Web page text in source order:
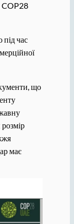
COP28
час
що
має